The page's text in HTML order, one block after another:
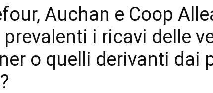
Auchan e Coop
i ricavi delle
o quelli derivanti dai